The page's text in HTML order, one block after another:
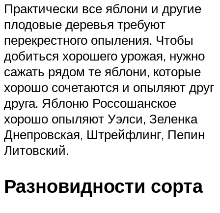
Практически все яблони и другие
плодовые деревья требуют
перекрестного опыления. Чтобы
добиться хорошего урожая, нужно
сажать рядом те яблони, которые
хорошо сочетаются и опыляют друг
друга. Яблоню Россошанское
хорошо опыляют Уэлси, Зеленка
Днепровская, Штрейфлинг, Пепин
Литовский.
Разновидности сорта